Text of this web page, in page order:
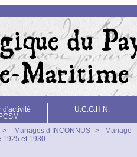
d'activité
U.C.G.H.N.
> Mariages d’INCONNUS >
Mariage
1925 et 1930